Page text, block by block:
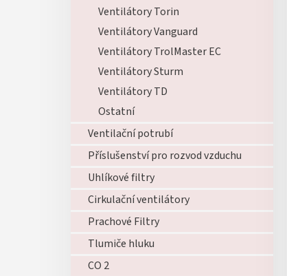
Ventilátory Torin
Ventilátory Vanguard
Ventilátory TrolMaster EC
Ventilátory Sturm
Ventilátory TD
Ostatní
Ventilační potrubí
Příslušenství pro rozvod vzduchu
Uhlíkové filtry
Cirkulační ventilátory
Prachové Filtry
Tlumiče hluku
CO 2